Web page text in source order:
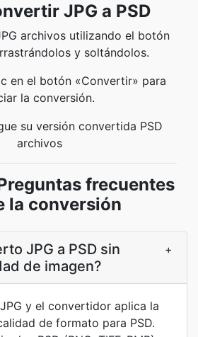
JPG a PSD
archivos utilizando el botón
y soltándolos.
en el botón «Convertir» para
la conversión.
su versión convertida PSD
archivos
frecuentes
la conversión
JPG a PSD sin
de imagen?
+
y el convertidor aplica la
de formato para PSD.